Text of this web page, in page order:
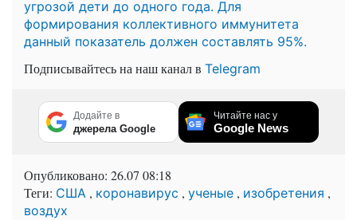
угрозой дети до одного года. Для
формирования коллективного иммунитета
данный показатель должен составлять 95%.
Подписывайтесь на наш канал в Telegram
Додайте в
джерела Google
Читайте нас у
Google News
Опубликовано: 26.07 08:18
Теги: США , коронавирус , ученые , изобретения ,
воздух